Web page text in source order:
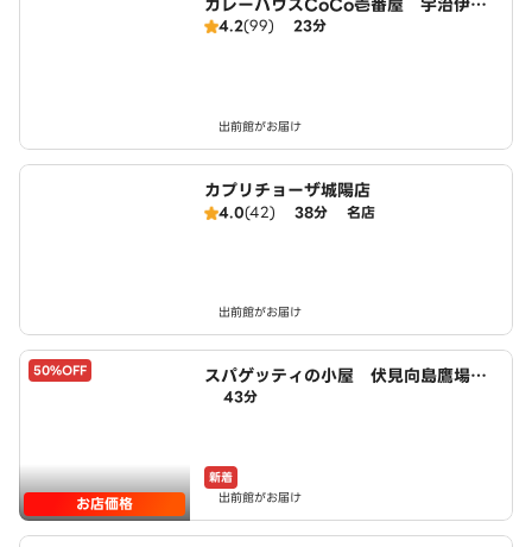
田店（SD）
4.2(99) 23分
出前館がお届け
カプリチョーザ城陽店
4.0(42) 38分 名店
出前館がお届け
50%OFF
お店価格
スパゲッティの小屋 伏見向島鷹場町
店 powered by LAWSON
43分
新着
出前館がお届け